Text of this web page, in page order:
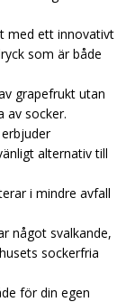
med ett innovativt
som är både
grapefrukt utan
av socker.
alternativ till
i mindre avfall
något svalkande,
sockerfria
för din egen